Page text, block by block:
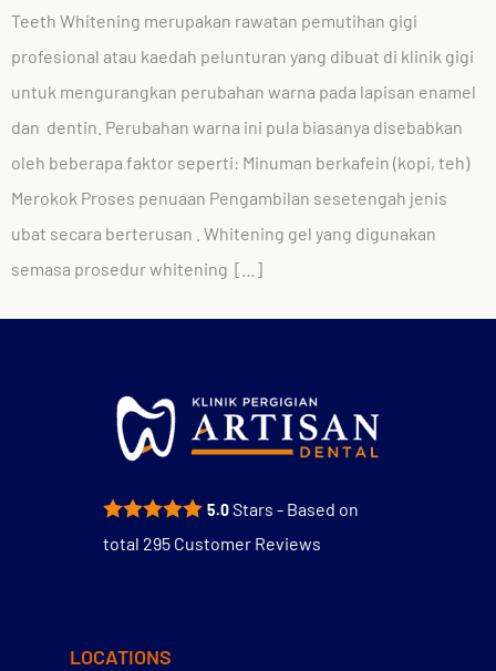
Teeth Whitening merupakan rawatan pemutihan gigi
profesional atau kaedah pelunturan yang dibuat di klinik gigi
untuk mengurangkan perubahan warna pada lapisan enamel
dan dentin. Perubahan warna ini pula biasanya disebabkan
oleh beberapa faktor seperti: Minuman berkafein (kopi, teh)
Merokok Proses penuaan Pengambilan sesetengah jenis
ubat secara berterusan . Whitening gel yang digunakan
semasa prosedur whitening […]
5.0Stars - Based on
total 295Customer Reviews
LOCATIONS